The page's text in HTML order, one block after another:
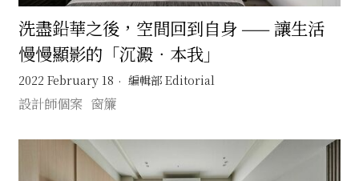
洗盡鉛華之後，空間回到自身 —— 讓生活
慢慢顯影的「沉澱．本我」
2022 February 18 編輯部 Editorial
設計師個案 窗簾